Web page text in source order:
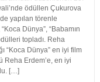
ödüllen Çukurova
yapılan törenle
Dünya”, “Babamın
topladı. Reha
“Koca Dünya” en iyi film
Reha Erdem’e, en iyi
[…]